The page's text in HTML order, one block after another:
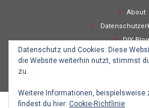
About
DIY Blog
Home
Datenschutz und Cookies: Diese
die Website weiterhin nutzt, stimmst
zu.
Weitere Informationen, beispielsweise
findest du hier: Cookie-Richtlinie